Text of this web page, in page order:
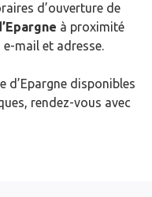
d’ouverture de
à proximité
mail et adresse.
d’Epargne disponibles
rendez-vous avec